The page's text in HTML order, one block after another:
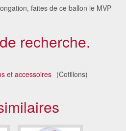
faites de ce ballon le MVP
recherche.
et accessoires (Cotillons)